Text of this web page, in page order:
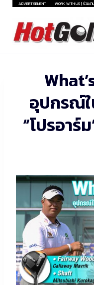
Skip
content
ADVERTISEMENT WORK WITH US | ร่วมงา
อุปกรณ์
“โปรอาร์